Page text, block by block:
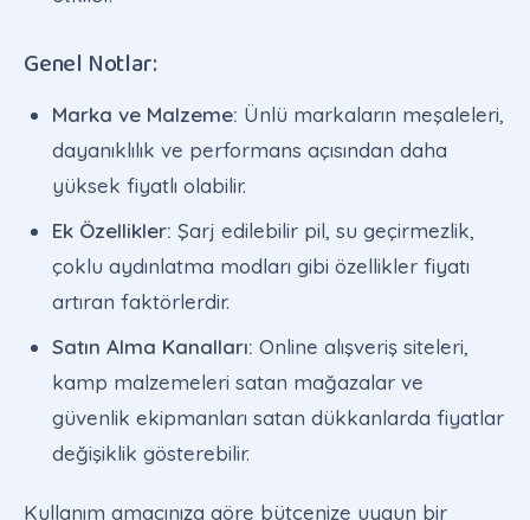
Genel Notlar:
Marka ve Malzeme: Ünlü markaların meşaleleri,
dayanıklılık ve performans açısından daha
yüksek fiyatlı olabilir.
Ek Özellikler: Şarj edilebilir pil, su geçirmezlik,
çoklu aydınlatma modları gibi özellikler fiyatı
artıran faktörlerdir.
Satın Alma Kanalları: Online alışveriş siteleri,
kamp malzemeleri satan mağazalar ve
güvenlik ekipmanları satan dükkanlarda fiyatlar
değişiklik gösterebilir.
Kullanım amacınıza göre bütçenize uygun bir